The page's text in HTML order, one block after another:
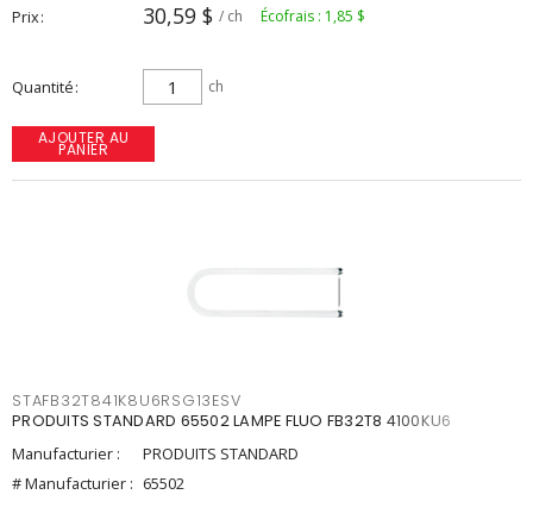
Prix 30,59 $ / ch Écofrais : 1,85 $
Quantité ch
AJOUTER AU
PANIER
STAFB32T841K8U6RSG13ESV
PRODUITS STANDARD 65502 LAMPE FLUO FB32T8 4100KU6
Manufacturier :
PRODUITS STANDARD
# Manufacturier : 65502